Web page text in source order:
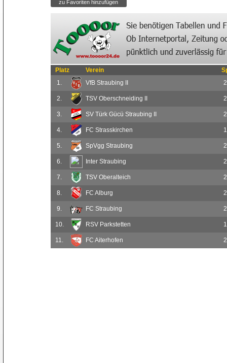
Platz Verein
1.
VfB Straubing II 2
2. TSV Oberschneiding II 2
3. SV Türk Gücü Straubing II 2
4. FC Strasskirchen 1
5. SpVgg Straubing 2
6. Inter Straubing 2
7. TSV Oberalteich 2
8. FC Alburg 2
9. FC Straubing 2
10. RSV Parkstetten 1
11. FC Aiterhofen 2